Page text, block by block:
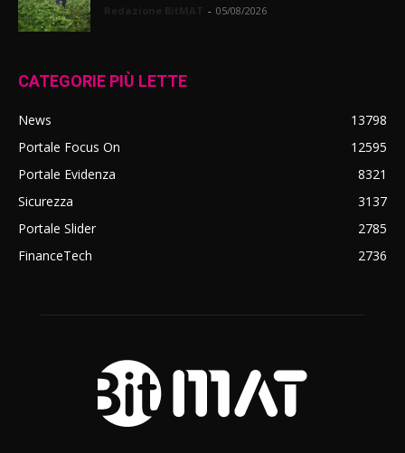
- 05/08/2026
CATEGORIE PIÙ LETTE
News
13798
Portale Focus On
12595
Portale Evidenza
8321
Sicurezza
3137
Portale Slider
2785
FinanceTech
2736